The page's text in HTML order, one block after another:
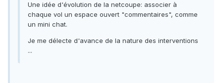
Une idée d'évolution de la netcoupe: associer à
chaque vol un espace ouvert "commentaires", comme
un mini chat.
Je me délecte d'avance de la nature des interventions
...